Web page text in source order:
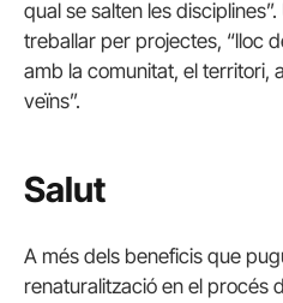
qual se salten les
treballar per projectes, “lloc
amb la comunitat, el territori,
veïns”.
Salut
A més dels beneficis que
renaturalització en el procés